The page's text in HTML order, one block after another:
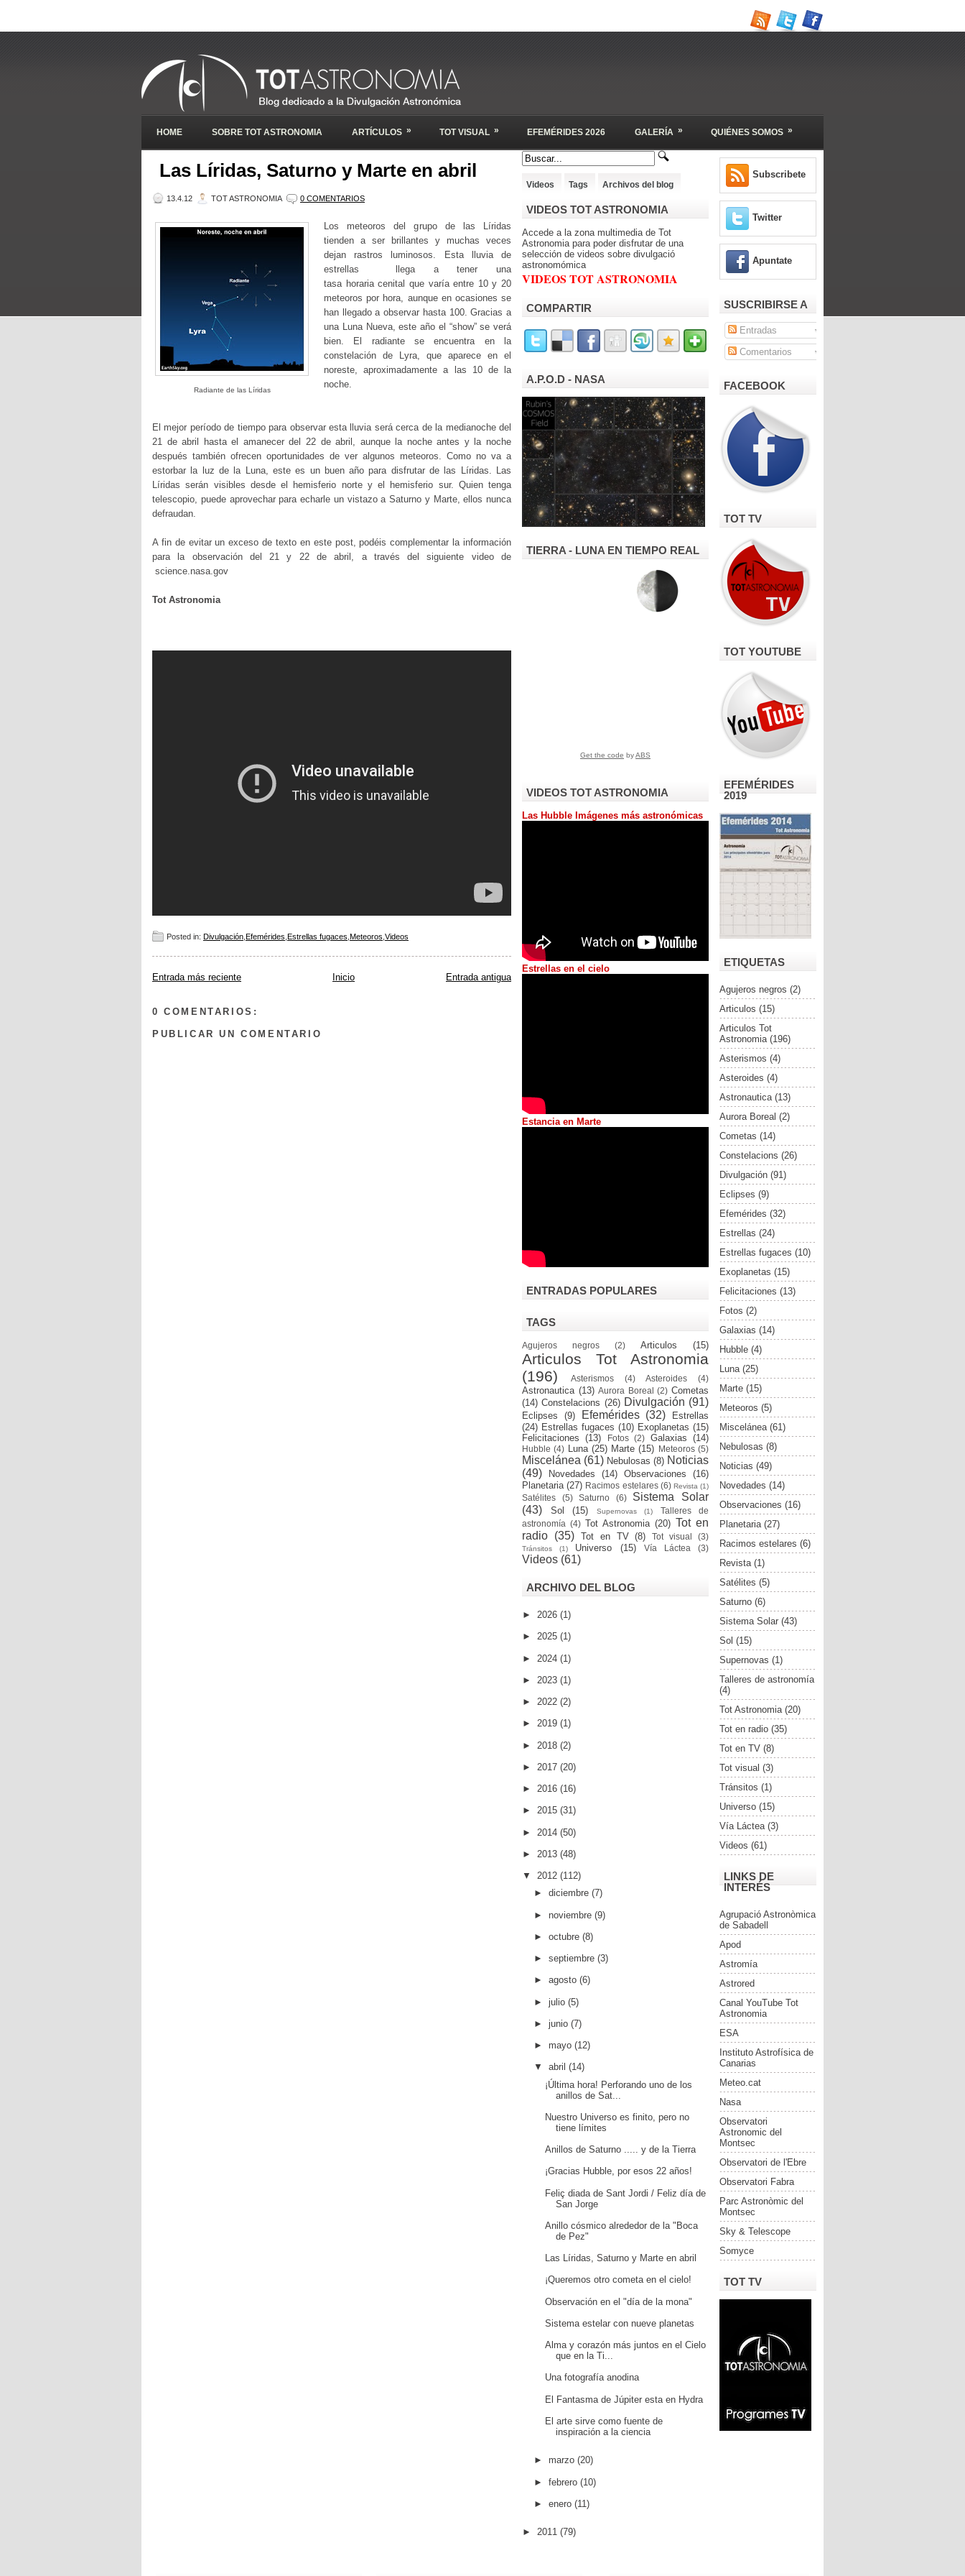
HOME SOBRE TOT ASTRONOMIA ARTÍCULOS » TOT VISUAL » EFEMÉRIDES 2026 GALERÍA » QUIÉNES SOMOS »
Las Líridas, Saturno y Marte en abril
13.4.12 TOT ASTRONOMIA 0 COMENTARIOS
Radiante de las Líridas
Los meteoros del grupo de las Líridas
tienden a ser brillantes y muchas veces
dejan rastros luminosos. Esta lluvia de
estrellas llega a tener una
tasa horaria cenital que varía entre 10 y 20
meteoros por hora, aunque en ocasiones se
han llegado a observar hasta 100. Gracias a
una Luna Nueva, este año el “show” se verá
bien. El radiante se encuentra en la
constelación de Lyra, que aparece en el
noreste, aproximadamente a las 10 de la
noche.
El mejor período de tiempo para observar esta lluvia será cerca de la medianoche del
21 de abril hasta el amanecer del 22 de abril, aunque la noche antes y la noche
después también ofrecen oportunidades de ver algunos meteoros. Como no va a
estorbar la luz de la Luna, este es un buen año para disfrutar de las Líridas. Las
Líridas serán visibles desde el hemisferio norte y el hemisferio sur. Quien tenga
telescopio, puede aprovechar para echarle un vistazo a Saturno y Marte, ellos nunca
defraudan.
A fin de evitar un exceso de texto en este post, podéis complementar la información
para la observación del 21 y 22 de abril, a través del siguiente video de
science.nasa.gov
Tot Astronomia
Posted in: Divulgación Efemérides Estrellas fugaces Meteoros Videos
Entrada más reciente Entrada antigua
Inicio
0 COMENTARIOS:
PUBLICAR UN COMENTARIO
Videos Tags Archivos del blog
VIDEOS TOT ASTRONOMIA
Accede a la zona multimedia de Tot
Astronomia para poder disfrutar de una
selección de videos sobre divulgació
astronomómica
VIDEOS TOT ASTRONOMIA
COMPARTIR
A.P.O.D - NASA
TIERRA - LUNA EN TIEMPO REAL
VIDEOS TOT ASTRONOMIA
Las Hubble Imágenes más astronómicas
Estrellas en el cielo
Estancia en Marte
ENTRADAS POPULARES
TAGS
Agujeros negros (2) Articulos (15)
Articulos Tot Astronomia
(196)
Asterismos (4) Asteroides (4)
Astronautica (13) Aurora Boreal (2) Cometas
(14) Constelacions (26) Divulgación (91)
Eclipses (9) Efemérides (32)
Estrellas
(24) Estrellas fugaces (10) Exoplanetas (15)
Felicitaciones
(13) Fotos (2) Galaxias (14)
Hubble (4) Luna (25) Marte (15) Meteoros (5)
Miscelánea (61) Nebulosas (8) Noticias
(49)
Novedades (14) Observaciones
(16)
Planetaria (27) Racimos estelares (6) Revista (1)
Satélites (5) Saturno (6)
Sistema Solar
(43)
Sol (15) Supernovas (1)
Talleres de
astronomía (4) Tot Astronomia (20) Tot en
radio (35) Tot en TV (8) Tot visual (3)
Tránsitos (1) Universo (15) Vía Láctea (3)
Videos (61)
ARCHIVO DEL BLOG
► 2026 (1)
► 2025 (1)
► 2024 (1)
► 2023 (1)
► 2022 (2)
► 2019 (1)
► 2018 (2)
► 2017 (20)
► 2016 (16)
► 2015 (31)
► 2014 (50)
► 2013 (48)
▼ 2012 (112)
► diciembre (7)
► noviembre (9)
► octubre (8)
► septiembre (3)
► agosto (6)
► julio (5)
► junio (7)
► mayo (12)
▼ abril (14)
¡Última hora! Perforando uno de los
anillos de Sat...
Nuestro Universo es finito, pero no
tiene límites
Anillos de Saturno ..... y de la Tierra
¡Gracias Hubble, por esos 22 años!
Feliç diada de Sant Jordi / Feliz día de
San Jorge
Anillo cósmico alrededor de la "Boca
de Pez"
Las Líridas, Saturno y Marte en abril
¡Queremos otro cometa en el cielo!
Observación en el "día de la mona"
Sistema estelar con nueve planetas
Alma y corazón más juntos en el Cielo
que en la Ti...
Una fotografía anodina
El Fantasma de Júpiter esta en Hydra
El arte sirve como fuente de
inspiración a la ciencia
► marzo (20)
► febrero (10)
► enero (11)
► 2011 (79)
Subscribete
Twitter
Apuntate
SUSCRIBIRSE A
Entradas
Comentarios
FACEBOOK
TOT TV
TOT YOUTUBE
EFEMÉRIDES
2019
ETIQUETAS
Agujeros negros (2)
Articulos (15)
Articulos Tot
Astronomia (196)
Asterismos (4)
Asteroides (4)
Astronautica (13)
Aurora Boreal (2)
Cometas (14)
Constelacions (26)
Divulgación (91)
Eclipses (9)
Efemérides (32)
Estrellas (24)
Estrellas fugaces (10)
Exoplanetas (15)
Felicitaciones (13)
Fotos (2)
Galaxias (14)
Hubble (4)
Luna (25)
Marte (15)
Meteoros (5)
Miscelánea (61)
Nebulosas (8)
Noticias (49)
Novedades (14)
Observaciones (16)
Planetaria (27)
Racimos estelares (6)
Revista (1)
Satélites (5)
Saturno (6)
Sistema Solar (43)
Sol (15)
Supernovas (1)
Talleres de astronomía
(4)
Tot Astronomia (20)
Tot en radio (35)
Tot en TV (8)
Tot visual (3)
Tránsitos (1)
Universo (15)
Vía Láctea (3)
Videos (61)
LINKS DE
INTERÉS
Agrupació Astronòmica
de Sabadell
Apod
Astromía
Astrored
Canal YouTube Tot
Astronomia
ESA
Instituto Astrofísica de
Canarias
Meteo.cat
Nasa
Observatori
Astronomic del
Montsec
Observatori de l'Ebre
Observatori Fabra
Parc Astronòmic del
Montsec
Sky & Telescope
Somyce
TOT TV